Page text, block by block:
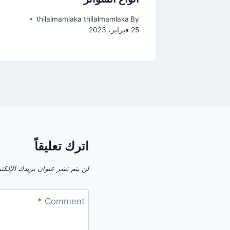
By
thilalmamlaka thilalmamlaka
25 فبراير، 2023
اترك تعليقاً
لن يتم نشر عنوان بريدك
Comment
*